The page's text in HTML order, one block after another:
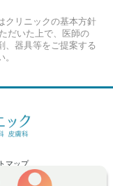
クリニックの基本方針
だいた上で、医師の
、器具等をご提案する
マップ